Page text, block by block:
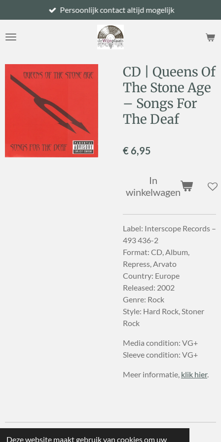
Deze website maakt gebruik van cookies om uw
direct
naar
Persoonlijk contact altijd mogelijk
CD | Queens Of
The Stone Age
– Songs For
The Deaf
€ 6,95
In
winkelwagen
Label: Interscope Records –
493 436-2
Format: CD, Album,
Repress, Arvato
Country: Europe
Released: 2002
Genre: Rock
Style: Hard Rock, Stoner
Rock
Media condition: VG+
Sleeve condition: VG+
Meer informatie, klik hier.